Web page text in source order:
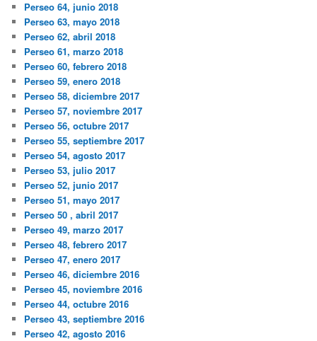
Perseo 64, junio 2018
Perseo 63, mayo 2018
Perseo 62, abril 2018
Perseo 61, marzo 2018
Perseo 60, febrero 2018
Perseo 59, enero 2018
Perseo 58, diciembre 2017
Perseo 57, noviembre 2017
Perseo 56, octubre 2017
Perseo 55, septiembre 2017
Perseo 54, agosto 2017
Perseo 53, julio 2017
Perseo 52, junio 2017
Perseo 51, mayo 2017
Perseo 50 , abril 2017
Perseo 49, marzo 2017
Perseo 48, febrero 2017
Perseo 47, enero 2017
Perseo 46, diciembre 2016
Perseo 45, noviembre 2016
Perseo 44, octubre 2016
Perseo 43, septiembre 2016
Perseo 42, agosto 2016